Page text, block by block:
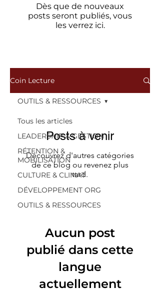
Dès que de nouveaux
posts seront publiés, vous
les verrez ici.
Coin Lecture
Tous les articles
LEADERSHIP & GESTION
RÉTENTION &
MOBILISATION
CULTURE & CLIMAT
DÉVELOPPEMENT ORG
OUTILS & RESSOURCES
OUTILS & RESSOURCES
Posts à venir
Découvrez d'autres catégories
de ce blog ou revenez plus
tard.
Aucun post
publié dans cette
langue
actuellement